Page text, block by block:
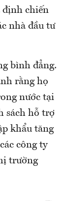
định chiến
nhà đầu tư
bình đẳng.
rằng họ
nước tại
sách hỗ trợ
khẩu tăng
công ty
trường